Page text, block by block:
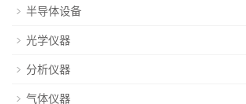
半导体设备
光学仪器
分析仪器
气体仪器